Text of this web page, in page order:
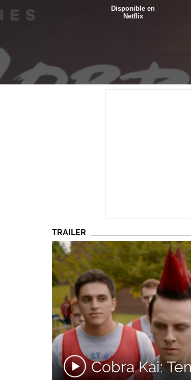
Disponible en
Netflix
TRAILER
Cobra Kai: